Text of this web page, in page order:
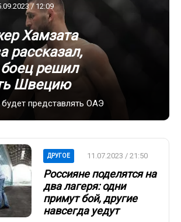
/ 12:09
Хамзата
рассказал,
решил
Швецию
представлять ОАЭ
ДРУГОЕ 11.07.2023 / 21:50
Россияне поделятся на
два лагеря: одни
примут бой, другие
навсегда уедут